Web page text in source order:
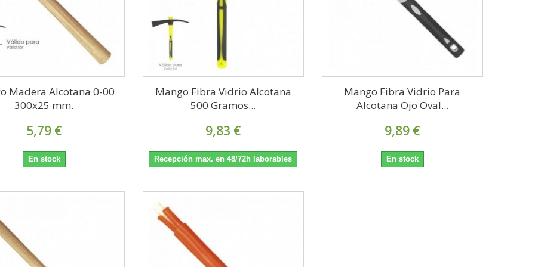
Madera Alcotana 0-00
300x25 mm.
5,79 €
En stock
Mango Fibra Vidrio Alcotana
500 Gramos...
9,83 €
Recepción max. en 48/72h laborables
Mango Fibra Vidrio Para
Alcotana Ojo Oval...
9,89 €
En stock